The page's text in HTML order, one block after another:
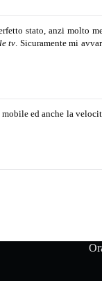
stato, anzi molto
tv. Sicuramente mi
ed anche la